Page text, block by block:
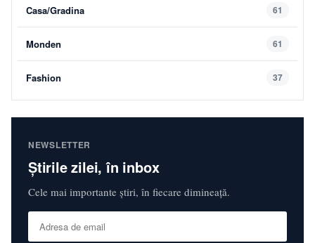
Casa/Gradina 61
Monden 61
Fashion 37
NEWSLETTER
Știrile zilei, în inbox
Cele mai importante știri, în fiecare dimineață.